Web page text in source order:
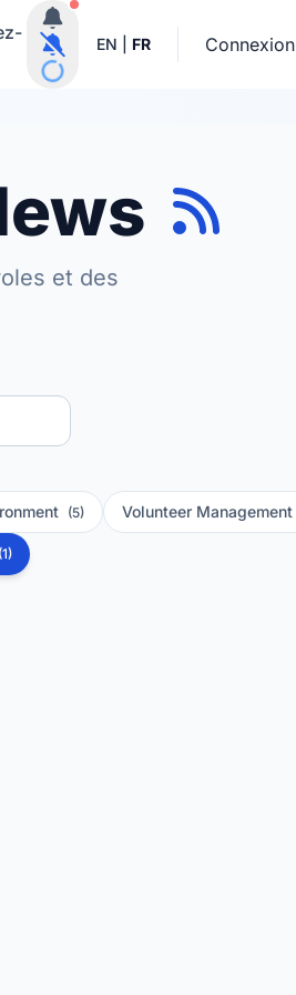
Notifications actives
EN FR Connexion
et des
(5) Volunteer Management
(1)